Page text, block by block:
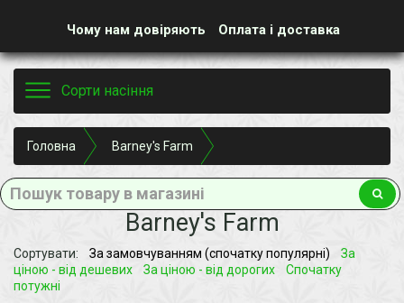
Чому нам довіряють Оплата і доставка
Toggle
navigation
Сорти насіння
Головна Barney's Farm
Barney's Farm
Сортувати: За замовчуванням (спочатку популярні)
За
ціною - від дешевих
За ціною - від дорогих
Спочатку
потужні